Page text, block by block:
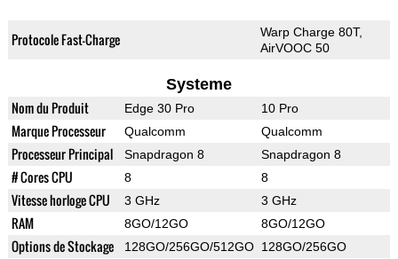
Protocole Fast-Charge
Warp Charge 80T,
AirVOOC 50
Systeme
Nom du Produit Edge 30 Pro 10 Pro
Marque Processeur Qualcomm Qualcomm
Processeur Principal Snapdragon 8 Snapdragon 8
# Cores CPU 8 8
Vitesse horloge CPU 3 GHz 3 GHz
RAM 8GO/12GO 8GO/12GO
Options de Stockage 128GO/256GO/512GO 128GO/256GO